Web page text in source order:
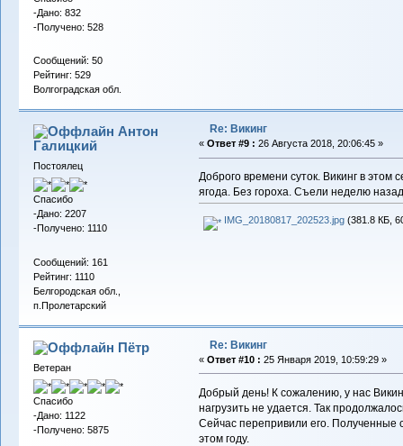
-Дано: 832
-Получено: 528
Сообщений: 50
Рейтинг: 529
Волгоградская обл.
Антон
Галицкий
Постоялец
Спасибо
-Дано: 2207
-Получено: 1110
Сообщений: 161
Рейтинг: 1110
Белгородская обл.,
п.Пролетарский
Re: Викинг
« Ответ #9 : 26 Августа 2018, 20:06:45 »
Доброго времени суток. Викинг в
ягода. Без гороха. Съели неделю
IMG_20180817_202523.jpg(381.8 КБ,
Пётр
Ветеран
Спасибо
-Дано: 1122
-Получено: 5875
Re: Викинг
« Ответ #10 : 25 Января 2019, 10:59:29 »
Добрый день! К сожалению, у нас
нагрузить не удается. Так
Сейчас перепривили его. Полученные
этом году.